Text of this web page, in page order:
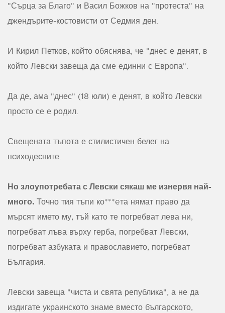
"Сърца за Благо" и Васил Божков на "протеста" на
джендърите-костовисти от Седмия ден.
И Кирил Петков, който обяснява, че "днес е денят, в
който Левски завеща да сме единни с Европа".
Да де, ама "днес" (18 юли) е денят, в който Левски
просто се е родил.
Свещената тъпота е стилистичен белег на
психодесните.
Но злоупотребата с Левски сякаш ме изнервя най-
много. Точно тия тъпи ко***eта нямат право да
мърсят името му, тъй като те погребват лева ни,
погребват лъва върху герба, погребват Левски,
погребват азбуката и православието, погребват
България.
Левски завеща "чиста и свята република", а не да
издигате украинското знаме вместо българското,